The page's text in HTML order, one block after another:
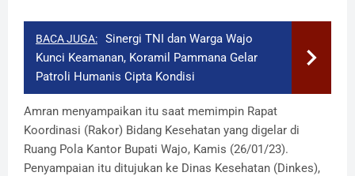
BACA JUGA:
Sinergi TNI dan Warga Wajo
Kunci Keamanan, Koramil Pammana Gelar
Patroli Humanis Cipta Kondisi
Amran menyampaikan itu saat memimpin Rapat
Koordinasi (Rakor) Bidang Kesehatan yang digelar di
Ruang Pola Kantor Bupati Wajo, Kamis (26/01/23).
Penyampaian itu ditujukan ke Dinas Kesehatan (Dinkes),